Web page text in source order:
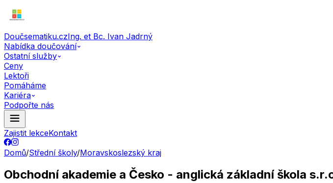
Doučsematiku.czIng. et Bc. Ivan Jadrný
Nabídka doučování
Ostatní služby
Ceny
Lektoři
Pomáháme
Kariéra
Podpořte nás
Zajistit lekceKontakt
Domů/Střední školy/Moravskoslezský kraj
Obchodní akademie a Česko - anglická základní škola